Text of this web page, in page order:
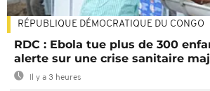
RÉPUBLIQUE DÉMOCRATIQUE DU CONGO
RDC : Ebola tue plus de 300
alerte sur une crise sanitaire
Il y a 3 heures